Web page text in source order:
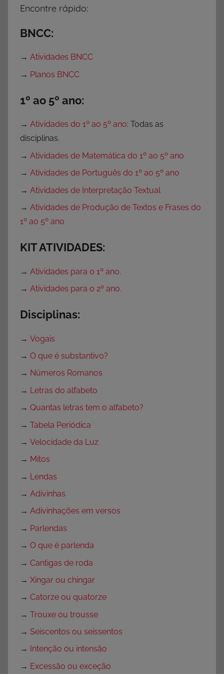
Encontre rápido:
BNCC:
→ Atividades BNCC
→ Planos BNCC
1º ao 5º ano:
→ Atividades do 1º ao 5º ano: Todas as
disciplinas.
→ Atividades de Matemática do 1º ao 5º ano
→ Atividades de Português do 1º ao 5º ano
→ Atividades de Interpretação Textual
→ Atividades de Produção de Textos e Frases do
1º ao 5º ano
KIT ATIVIDADES:
→ Atividades para o 1º ano.
→ Atividades para o 2º ano.
Disciplinas:
→ Vogais
→ O que é substantivo?
→ Números Romanos
→ Letras do alfabeto
→ Quantas letras tem o alfabeto?
→ Tabela Periódica
→ Velocidade da Luz
→ Mitos
→ Lendas
→ Adivinhas
→ Adivinhações em versos
→ Parlendas
→ O que é parlenda
→ Cantigas de roda
→ Xingar ou chingar
→ Catorze ou quatorze
→ Trouxe ou trousse
→ Seiscentos ou seissentos
→
Intenção ou intensão
→ Excessão ou exceção